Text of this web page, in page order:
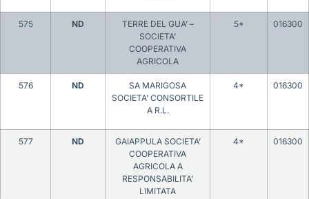
575 ND
TERRE DEL GUA’ –
SOCIETA’
COOPERATIVA
AGRICOLA
5* 016300
576 ND
SA MARIGOSA
SOCIETA’ CONSORTILE
A R.L.
4* 016300
577 ND
GAIAPPULA SOCIETA’
COOPERATIVA
AGRICOLA A
RESPONSABILITA’
LIMITATA
4* 016300